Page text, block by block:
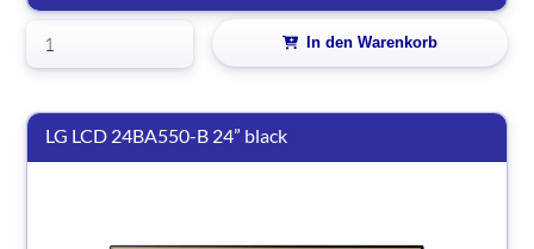
In den Warenkorb
LG LCD 24BA550-B 24” black